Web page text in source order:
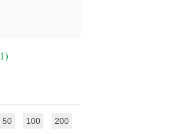
1)
50 100 200